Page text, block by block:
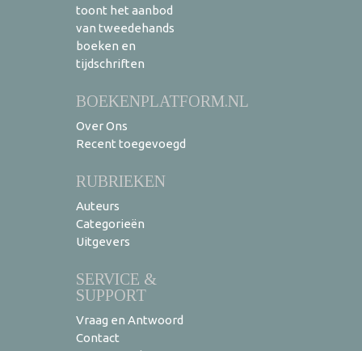
toont het aanbod
van tweedehands
boeken en
tijdschriften
BOEKENPLATFORM.NL
Over Ons
Recent toegevoegd
RUBRIEKEN
Auteurs
Categorieën
Uitgevers
SERVICE &
SUPPORT
Vraag en Antwoord
Contact